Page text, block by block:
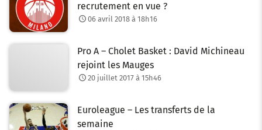
recrutement en vue ?
06 avril 2018 à 18h16
Pro A – Cholet Basket : David Michineau
rejoint les Mauges
20 juillet 2017 à 15h46
Euroleague – Les transferts de la
semaine